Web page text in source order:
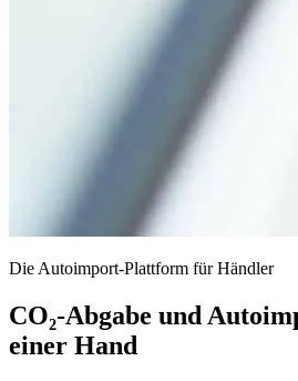
Die Autoimport-Plattform für Händler
CO₂-Abgabe und
einer Hand